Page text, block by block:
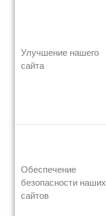
Улучшение нашего
сайта
Обеспечение
безопасности наших
сайтов